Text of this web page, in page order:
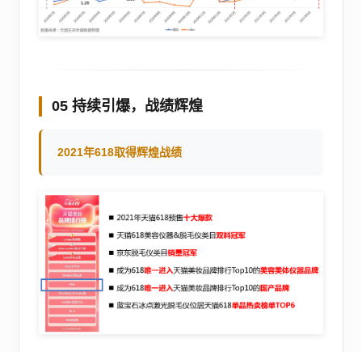
05 持续引爆，战绩辉煌
2021年618取得辉煌战绩